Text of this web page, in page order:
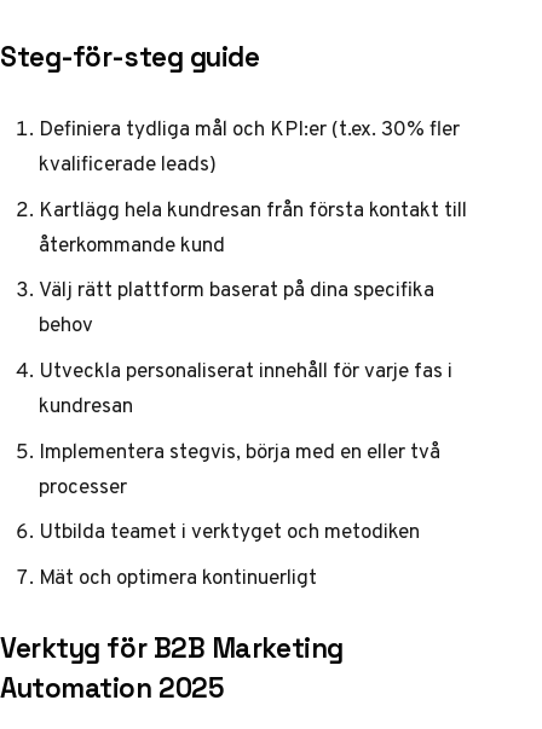
Steg-för-steg guide
Definiera tydliga mål och KPI:er (t.ex. 30% fler
kvalificerade leads)
Kartlägg hela kundresan från första kontakt till
återkommande kund
Välj rätt plattform baserat på dina specifika
behov
Utveckla personaliserat innehåll för varje fas i
kundresan
Implementera stegvis, börja med en eller två
processer
Utbilda teamet i verktyget och metodiken
Mät och optimera kontinuerligt
Verktyg för B2B Marketing
Automation 2025